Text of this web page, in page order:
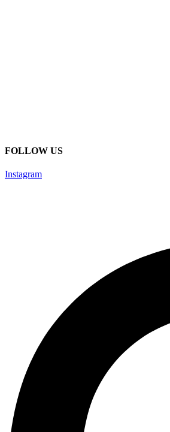
FOLLOW US
Instagram